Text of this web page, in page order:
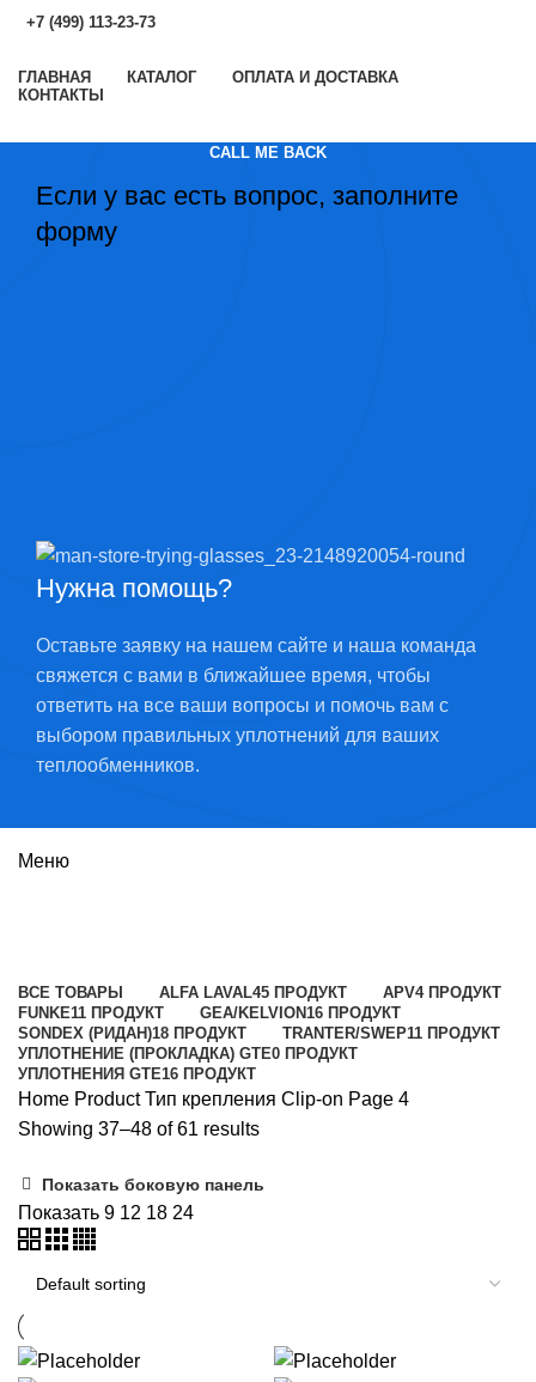
+7 (499) 113-23-73
ГЛАВНАЯ КАТАЛОГ
ОПЛАТА И ДОСТАВКА
КОНТАКТЫ
CALL ME BACK
Если у вас есть вопрос, заполните
форму
Нужна помощь?
Оставьте заявку на нашем сайте и наша команда
свяжется с вами в ближайшее время, чтобы
ответить на все ваши вопросы и помочь вам с
выбором правильных уплотнений для ваших
теплообменников.
Меню
ВСЕ ТОВАРЫ ALFA LAVAL45 ПРОДУКТ APV4 ПРОДУКТ
FUNKE11 ПРОДУКТ GEA/KELVION 16 ПРОДУКТ
SONDEX (РИДАН)18 ПРОДУКТ TRANTER/SWEP11 ПРОДУКТ
УПЛОТНЕНИЕ (ПРОКЛАДКА) GTE0 ПРОДУКТ
УПЛОТНЕНИЯ GTE16 ПРОДУКТ
Home Product Тип крепления Clip-on Page 4
Showing 37–48 of 61 results
Показать боковую панель
Показать 9 12 18 24